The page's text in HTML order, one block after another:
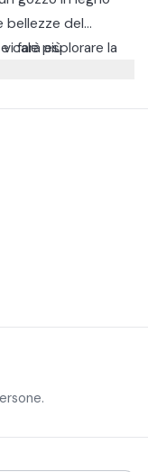
bellezze del
cale più
e la Grotta
farà esplorare la
la Grotta
della Riserva e
del